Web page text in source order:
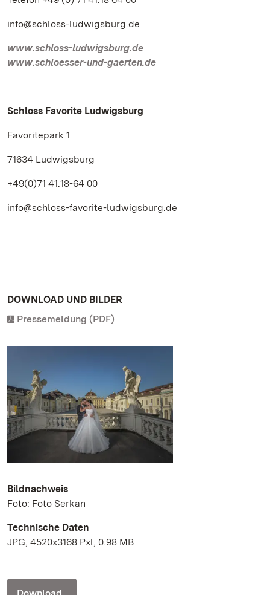
info@schloss-ludwigsburg.de
www.schloss-ludwigsburg.de
www.schloesser-und-gaerten.de
Schloss Favorite Ludwigsburg
Favoritepark 1
71634 Ludwigsburg
+49(0)71 41.18-64 00
info@schloss-favorite-ludwigsburg.de
DOWNLOAD UND BILDER
Pressemeldung (PDF)
Bildnachweis
Foto: Foto Serkan
Technische Daten
JPG, 4520x3168 Pxl, 0.98 MB